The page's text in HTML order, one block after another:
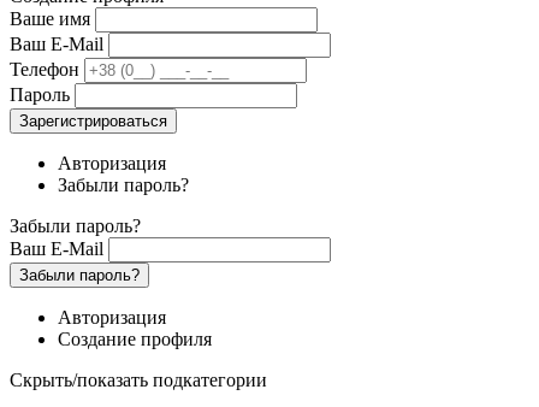
Ваше имя
Ваш E-Mail
Телефон
Пароль
Зарегистрироваться
Авторизация
Забыли пароль?
Забыли пароль?
Ваш E-Mail
Забыли пароль?
Авторизация
Создание профиля
Скрыть/показать подкатегории